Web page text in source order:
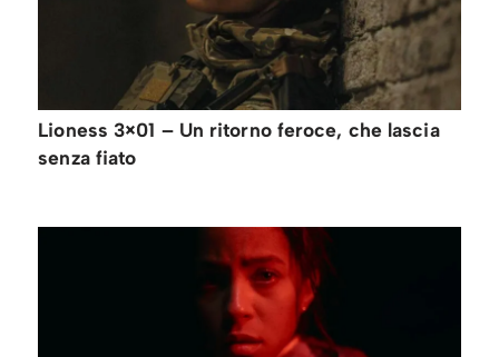
Lioness 3×01 – Un ritorno feroce, che lascia
senza fiato